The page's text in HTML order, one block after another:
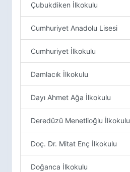
Çubukdiken İlkokulu
Cumhuriyet Anadolu Lisesi
Cumhuriyet İlkokulu
Damlacık İlkokulu
Dayı Ahmet Ağa İlkokulu
Deredüzü Menetlioğlu İlkokulu
Doç. Dr. Mitat Enç İlkokulu
Doğanca İlkokulu